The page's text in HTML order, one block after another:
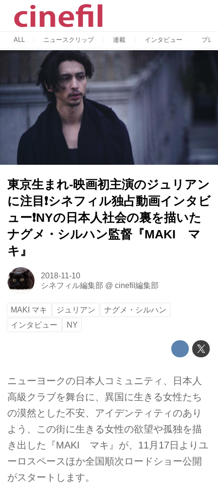
ALL ニュースクリップ 連載 インタビュー プレ
東京生まれ-映画初主演のジュリアン
に注目❗️シネフィル独占動画インタビ
ュー❗️NYの日本人社会の裏を描いた
ナグメ・シルハン監督『MAKI マ
キ』
2018-11-10
シネフィル編集部 @ cinefil編集部
MAKI マキ ジュリアン
ナグメ・シルハン
インタビュー
NY
ニューヨークの日本人コミュニティ、日本人
高級クラブを舞台に、異国に生きる女性たち
の漠然とした不安、アイデンティティのあり
よう、この街に生きる女性の欲望や孤独を描
き出した『MAKI マキ』が、11月17日よりユ
ーロスペースほか全国順次ロードショー公開
がスタートします。